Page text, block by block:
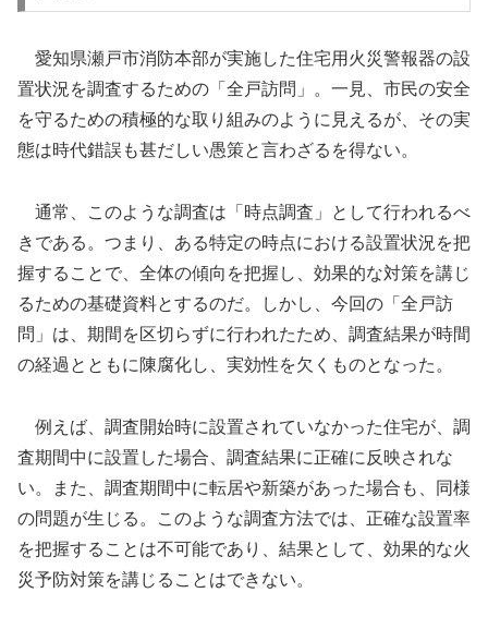
愛知県瀬戸市消防本部が実施した住宅用火災警報器の設
置状況を調査するための「全戸訪問」。一見、市民の安全
を守るための積極的な取り組みのように見えるが、その実
態は時代錯誤も甚だしい愚策と言わざるを得ない。
通常、このような調査は「時点調査」として行われるべ
きである。つまり、ある特定の時点における設置状況を把
握することで、全体の傾向を把握し、効果的な対策を講じ
るための基礎資料とするのだ。しかし、今回の「全戸訪
問」は、期間を区切らずに行われたため、調査結果が時間
の経過とともに陳腐化し、実効性を欠くものとなった。
例えば、調査開始時に設置されていなかった住宅が、調
査期間中に設置した場合、調査結果に正確に反映されな
い。また、調査期間中に転居や新築があった場合も、同様
の問題が生じる。このような調査方法では、正確な設置率
を把握することは不可能であり、結果として、効果的な火
災予防対策を講じることはできない。